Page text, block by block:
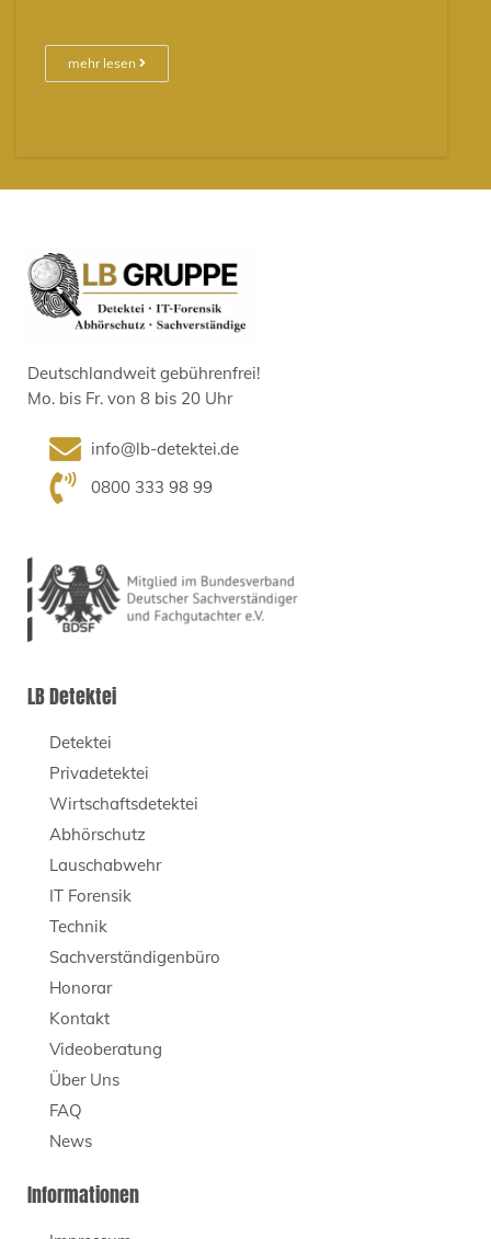
mehr lesen
Deutschlandweit gebührenfrei!
Mo. bis Fr. von 8 bis 20 Uhr
info@lb-detektei.de
0800 333 98 99
LB Detektei
Detektei
Privadetektei
Wirtschaftsdetektei
Abhörschutz
Lauschabwehr
IT Forensik
Technik
Sachverständigenbüro
Honorar
Kontakt
Videoberatung
Über Uns
FAQ
News
Informationen